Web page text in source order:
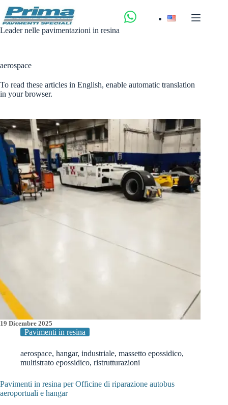
contenuto
Leader nelle pavimentazioni in resina
aerospace
To read these articles in English, enable automatic translation
in your browser.
19 Dicembre 2025
Pavimenti in resina
aerospace, hangar, industriale, massetto epossidico,
multistrato epossidico, ristrutturazioni
Pavimenti in resina per Officine di riparazione autobus
aeroportuali e hangar